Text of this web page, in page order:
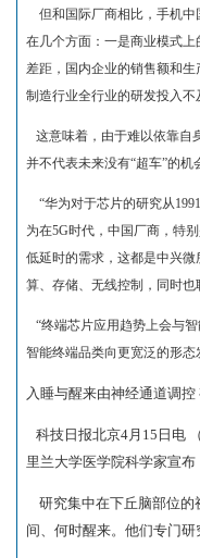
但和国际厂商相比，手机中
在几个方面：一是商业模式
差距，国内企业的销售额和
制造行业全行业的研发投入不
这意味着，由于难以依靠自
并不代表未来没有“超车”的机
“华为对于芯片的研究从
为在5G时代，中国厂商，特
低延时的需求，这都是中兴
算、存储、无线控制，同时也
“终端芯片应用趋势上会与
智能终端品类向更宽泛的形
入睡与醒来由神经通道调
科技日报北京4月15日电
里兰大学医学院科学家宣
研究集中在下丘脑部位的
间、何时醒来。他们专门